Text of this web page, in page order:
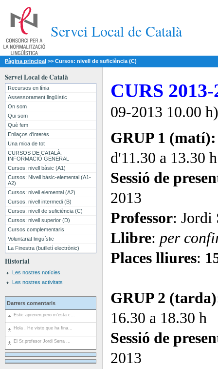
Servei Local de Català
Pàgina principal >> Cursos: nivell de suficiència (C)
Servei Local de Català
Recursos en línia
Assessorament lingüístic
On som
Qui som
Què fem
Enllaços d'interès
Una mica de tot
CURSOS DE CATALÀ:
INFORMACIÓ GENERAL
Cursos: nivell bàsic (A1)
Cursos: Nivell bàsic-elemental (A1-
A2)
Cursos: nivell elemental (A2)
Cursos. nivell intermedi (B)
Cursos: nivell de suficiència (C)
Cursos: nivell superior (D)
Cursos complementaris
Voluntariat lingüístic
La Finestra (butlletí electrònic)
Historial
Les nostres notícies
Les nostres activitats
Darrers comentaris
Estic aprenen,pero m'esta c...
Hola . He visto que ha fina...
El Sr.profesor Jordi Serra ...
CURS 2013-
09-2013 10.00 h)
GRUP 1 (matí):
d'11.30 a 13.30 h
Sessió de
2013
Professor: Jordi
Llibre: per
Places lliures:
GRUP 2
16.30 a 18.30 h
Sessió de
2013